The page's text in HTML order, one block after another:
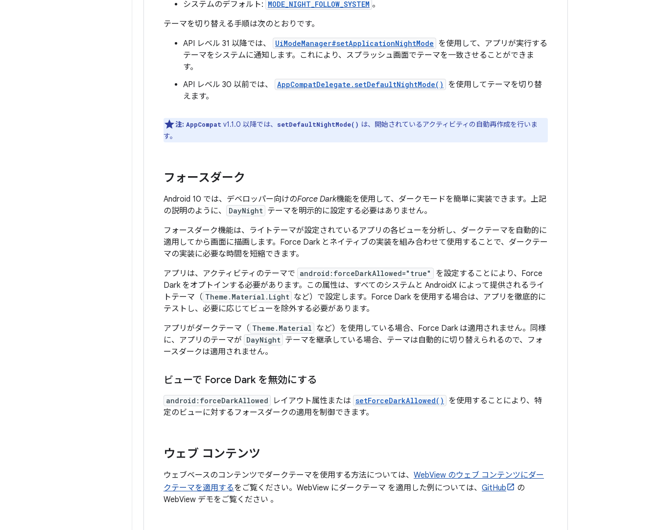
システムのデフォルト: MODE_NIGHT_FOLLOW_SYSTEM 。
テーマを切り替える手順は次のとおりです。
API レベル 31 以降では、
UiModeManager#setApplicationNightMode を使用して、アプリが実行する
テーマをシステムに通知します。これにより、スプラッシュ画面でテーマを一致させることができま
す。
API レベル 30 以前では、
AppCompatDelegate.setDefaultNightMode()
を使用してテーマを切り替
えます。
注: AppCompat v1.1.0 以降では、 setDefaultNightMode() は、開始されているアクティビティの自動再作成を行いま
す。
フォースダーク
Android 10 では、デベロッパー向けのForce Dark機能を使用して、ダークモードを簡単に実装できます。上記
の説明のように、
DayNight テーマを明示的に設定する必要はありません。
フォースダーク機能は、ライトテーマが設定されているアプリの各ビューを分析し、ダークテーマを自動的に
適用してから画面に描画します。Force Dark とネイティブの実装を組み合わせて使用することで、ダークテー
マの実装に必要な時間を短縮できます。
アプリは、アクティビティのテーマで android:forceDarkAllowed="true"
を設定することにより、Force
Dark をオプトインする必要があります。この属性は、すべてのシステムと AndroidX によって提供されるライ
トテーマ（ Theme.Material.Light など）で設定します。Force Dark を使用する場合は、アプリを徹底的に
テストし、必要に応じてビューを除外する必要があります。
アプリがダークテーマ（ Theme.Material など）を使用している場合、Force Dark は適用されません。同様
に、アプリのテーマが DayNight テーマを継承している場合、テーマは自動的に切り替えられるので、フォ
ースダークは適用されません。
ビューで Force Dark を無効にする
android:forceDarkAllowed レイアウト属性または setForceDarkAllowed()
を使用することにより、特
定のビューに対するフォースダークの適用を制御できます。
ウェブ コンテンツ
ウェブベースのコンテンツでダークテーマを使用する方法については、 WebView のウェブ コンテンツにダー
クテーマを適用するをご覧ください。WebView にダークテーマ を適用した例については、 GitHub
の
WebView デモをご覧ください 。